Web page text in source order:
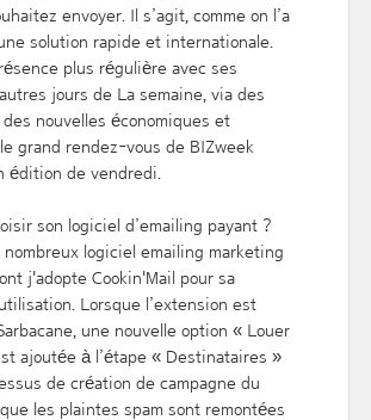
envoyer. Il s’agit, comme on l’a
solution rapide et internationale.
plus régulière avec ses
jours de La semaine, via des
nouvelles économiques et
grand rendez-vous de BIZweek
édition de vendredi.
son logiciel d’emailing payant ?
logiciel emailing marketing
j'adopte Cookin'Mail pour sa
Lorsque l’extension est
une nouvelle option « Louer
ajoutée à l’étape « Destinataires »
de création de campagne du
les plaintes spam sont remontées